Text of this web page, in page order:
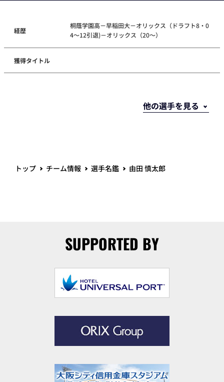
経歴
桐蔭学園高－早稲田大－オリックス（ドラフト8・0
4～12引退)－オリックス（20～）
獲得タイトル
トップ チーム情報 選手名鑑 由田 慎太郎
SUPPORTED BY